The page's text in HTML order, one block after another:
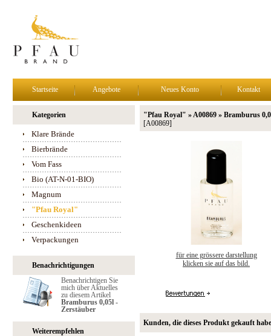
Startseite Angebote Neues Konto Kontakt
Kategorien
Klare Brände
Bierbrände
Vom Fass
Bio (AT-N-01-BIO)
Magnum
"Pfau Royal"
Geschenkideen
Verpackungen
Benachrichtigungen
Benachrichtigen Sie
mich über Aktuelles
zu diesem Artikel
Bramburus 0,05l -
Zerstäuber
Weiterempfehlen
"Pfau Royal" » A00869 » Bramburus
[A00869]
für eine grössere darstellung
klicken sie auf das bild.
Kunden, die dieses Produkt gekauft